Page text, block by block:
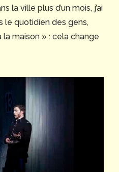
la ville plus d’un mois, j’ai
le quotidien des gens,
maison » : cela change